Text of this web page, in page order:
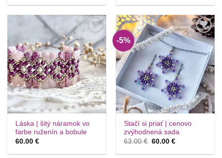
Túto
krasotinku
si prosím
Láska | šitý náramok vo
farbe ruženín a bobule
60.00€
-5%
Túto
krasotinku
si prosím
Stačí si priať | cenovo
zvýhodnená sada
63.00€ Pôvodná
bola:
60.00€Aktuálna
je: